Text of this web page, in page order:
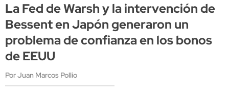
La Fed de Warsh y la intervención de
Bessent en Japón generaron un
problema de confianza en los bonos
de EEUU
Por Juan Marcos Pollio